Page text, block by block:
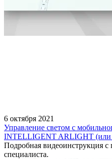
6 октября 2021
Управление светом с
INTELLIGENT ARLIGHT
Подробная видеоинструкция
специалиста.